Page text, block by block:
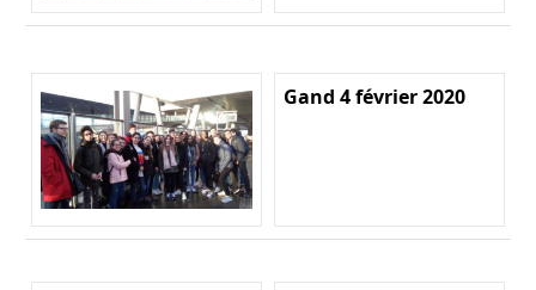
Gand 4 février 2020